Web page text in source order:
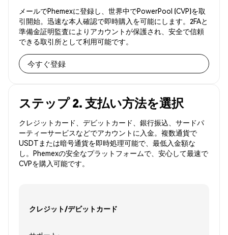
メールでPhemexに登録し、世界中でPowerPool (CVP)を取
引開始。迅速な本人確認で即時購入を可能にします。2FAと
準備金証明監査によりアカウントが保護され、安全で信頼
できる取引所として利用可能です。
今すぐ登録
ステップ 2. 支払い方法を選択
クレジットカード、デビットカード、銀行振込、サードパ
ーティーサービスなどでアカウントに入金。複数通貨で
USDTまたは暗号通貨を即時処理可能で、最低入金額な
し。Phemexの安全なプラットフォームで、安心して最速で
CVPを購入可能です。
クレジット/デビットカード